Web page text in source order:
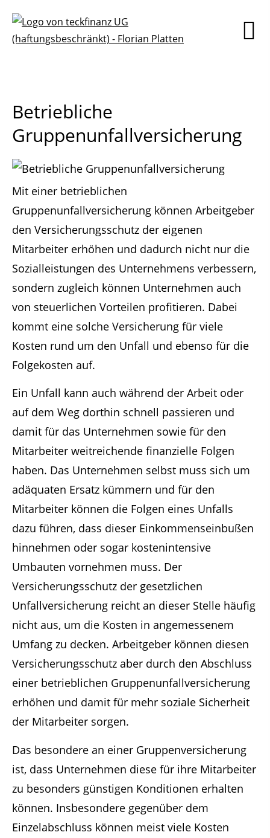
Betriebliche
Gruppenunfallversicherung
Mit einer betrieblichen
Gruppenunfallversicherung können Arbeitgeber
den Versicherungsschutz der eigenen
Mitarbeiter erhöhen und dadurch nicht nur die
Sozialleistungen des Unternehmens verbessern,
sondern zugleich können Unternehmen auch
von steuerlichen Vorteilen profitieren. Dabei
kommt eine solche Versicherung für viele
Kosten rund um den Unfall und ebenso für die
Folgekosten auf.
Ein Unfall kann auch während der Arbeit oder
auf dem Weg dorthin schnell passieren und
damit für das Unternehmen sowie für den
Mitarbeiter weitreichende finanzielle Folgen
haben. Das Unternehmen selbst muss sich um
adäquaten Ersatz kümmern und für den
Mitarbeiter können die Folgen eines Unfalls
dazu führen, dass dieser Einkommenseinbußen
hinnehmen oder sogar kostenintensive
Umbauten vornehmen muss. Der
Versicherungsschutz der gesetzlichen
Unfallversicherung reicht an dieser Stelle häufig
nicht aus, um die Kosten in angemessenem
Umfang zu decken. Arbeitgeber können diesen
Versicherungsschutz aber durch den Abschluss
einer betrieblichen Gruppenunfallversicherung
erhöhen und damit für mehr soziale Sicherheit
der Mitarbeiter sorgen.
Das besondere an einer Gruppenversicherung
ist, dass Unternehmen diese für ihre Mitarbeiter
zu besonders günstigen Konditionen erhalten
können. Insbesondere gegenüber dem
Einzelabschluss können meist viele Kosten